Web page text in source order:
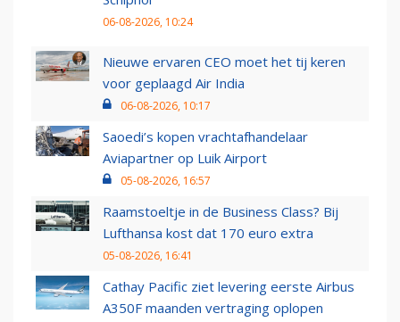
06-08-2026, 10:24
Nieuwe ervaren CEO moet het tij keren
voor geplaagd Air India
06-08-2026, 10:17
Saoedi’s kopen vrachtafhandelaar
Aviapartner op Luik Airport
05-08-2026, 16:57
Raamstoeltje in de Business Class? Bij
Lufthansa kost dat 170 euro extra
05-08-2026, 16:41
Cathay Pacific ziet levering eerste Airbus
A350F maanden vertraging oplopen